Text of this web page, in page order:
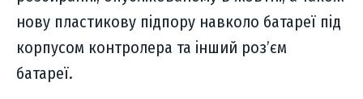
нову пластикову підпору навколо батареї під
корпусом контролера та інший роз’єм
батареї.